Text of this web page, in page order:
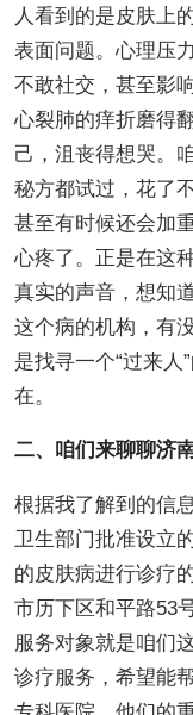
人看到的是皮肤上
表面问题。心理压
不敢社交，甚至影
心裂肺的痒折磨得
己，沮丧得想哭。
秘方都试过，花了
甚至有时候还会加
心疼了。正是在这
真实的声音，想知
这个病的机构，有
是找寻一个“过来
在。
二、咱们来聊聊济
根据我了解到的信
卫生部门批准设立
的皮肤病进行诊疗
市历下区和平路53
服务对象就是咱们
诊疗服务，希望能